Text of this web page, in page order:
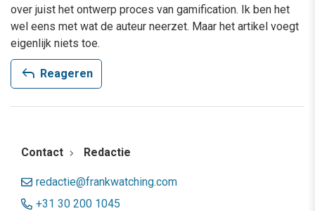
over juist het ontwerp proces van gamification. Ik ben het
wel eens met wat de auteur neerzet. Maar het artikel voegt
eigenlijk niets toe.
reply Reageren
Contact Redactie
redactie@frankwatching.com
+31 30 200 1045